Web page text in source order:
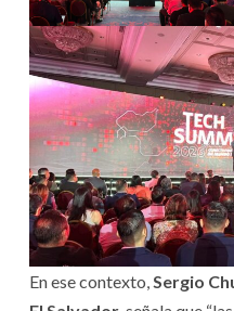
En ese contexto, Sergio